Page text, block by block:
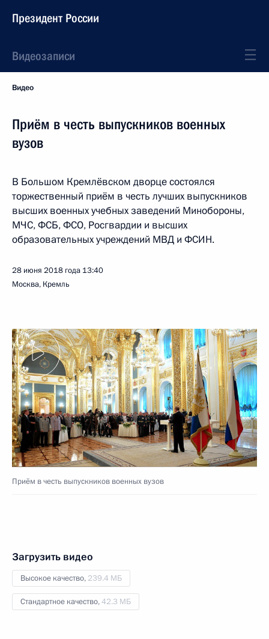
Президент России
Видеозаписи
Видео
Приём в честь выпускников военных
вузов
В Большом Кремлёвском дворце состоялся
торжественный приём в честь лучших выпускников
высших военных учебных заведений Минобороны,
МЧС, ФСБ, ФСО, Росгвардии и высших
образовательных учреждений МВД и ФСИН.
28 июня 2018 года 13:40
Москва, Кремль
Приём в честь выпускников военных вузов
Загрузить видео
Высокое качество, 239.4 МБ
Стандартное качество,42.3 МБ